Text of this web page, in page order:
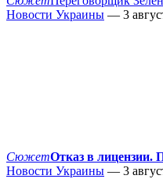
Новости Украины — 3
СюжетОтказ в лицензии.
Новости Украины — 3